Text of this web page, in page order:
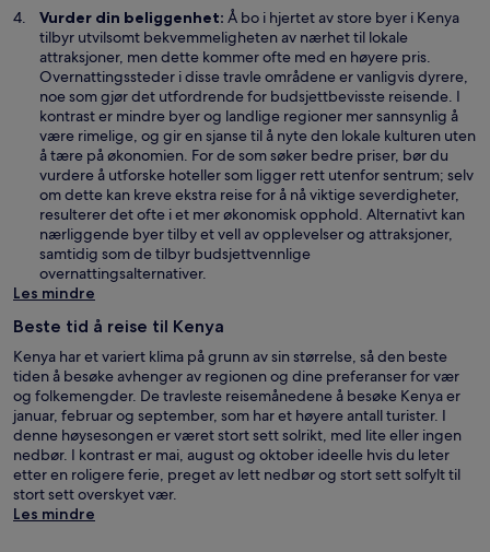
Vurder din beliggenhet: Å bo i hjertet av store byer i Kenya
tilbyr utvilsomt bekvemmeligheten av nærhet til lokale
attraksjoner, men dette kommer ofte med en høyere pris.
Overnattingssteder i disse travle områdene er vanligvis dyrere,
noe som gjør det utfordrende for budsjettbevisste reisende. I
kontrast er mindre byer og landlige regioner mer sannsynlig å
være rimelige, og gir en sjanse til å nyte den lokale kulturen uten
å tære på økonomien. For de som søker bedre priser, bør du
vurdere å utforske hoteller som ligger rett utenfor sentrum; selv
om dette kan kreve ekstra reise for å nå viktige severdigheter,
resulterer det ofte i et mer økonomisk opphold. Alternativt kan
nærliggende byer tilby et vell av opplevelser og attraksjoner,
samtidig som de tilbyr budsjettvennlige
overnattingsalternativer.
Les mindre
Beste tid å reise til Kenya
Kenya har et variert klima på grunn av sin størrelse, så den beste
tiden å besøke avhenger av regionen og dine preferanser for vær
og folkemengder. De travleste reisemånedene å besøke Kenya er
januar, februar og september, som har et høyere antall turister. I
denne høysesongen er været stort sett solrikt, med lite eller ingen
nedbør. I kontrast er mai, august og oktober ideelle hvis du leter
etter en roligere ferie, preget av lett nedbør og stort sett solfylt til
stort sett overskyet vær.
Les mindre